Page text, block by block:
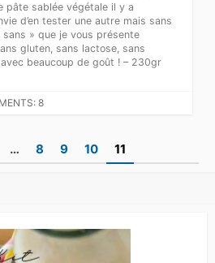
pâte sablée végétale il y a
d’en tester une autre mais sans
sans » que je vous présente
gluten, sans lactose, sans
beaucoup de goût ! – 230gr
8
… 8 9 10 11